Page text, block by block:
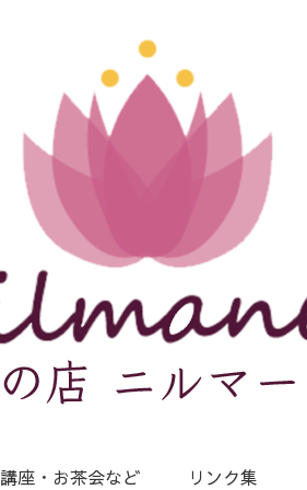
講座・お茶会など リンク集